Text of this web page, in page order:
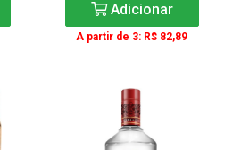
Adicionar
A partir de 3: R$ 82,89